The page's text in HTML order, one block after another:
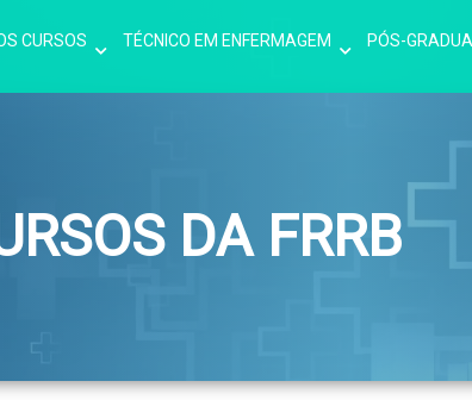
CURSOS TÉCNICO EM ENFERMAGEM PÓS-
DA FRRB